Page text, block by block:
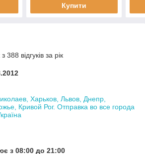
Купити
388 відгуків за рік
Харьков, Львов, Днепр,
Кривой Рог. Отправка во все города
з 08:00 до 21:00